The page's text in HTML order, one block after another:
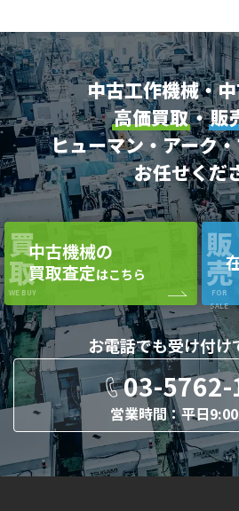
中古工作機械・
高価買取・販
ヒューマン・アーク
お任せくだ
買
取
WE BUY
中古機械の
買取査定はこちら
販
売
FOR
SALE
お電話でも受け付け
03-
営業時間：平日